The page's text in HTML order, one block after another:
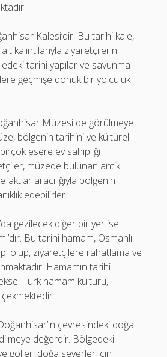
Kalesi’dir. Bu tarihi kale,
kalıntılarıyla ziyaretçilerini
tarihi yapılar ve savunma
geçmişe dönük bir yolculuk
Müzesi de görülmeye
bölgenin tarihini ve kültürel
esere ev sahipliği
müzede bulunan antik
aracılığıyla bölgenin
edebilirler.
gezilecek diğer bir yer ise
Bu tarihi hamam, Osmanlı
olup, ziyaretçilere rahatlama ve
Hamamın tarihi
Türk hamam kültürü,
çevresindeki doğal
değerdir. Bölgedeki
göller, doğa severler için